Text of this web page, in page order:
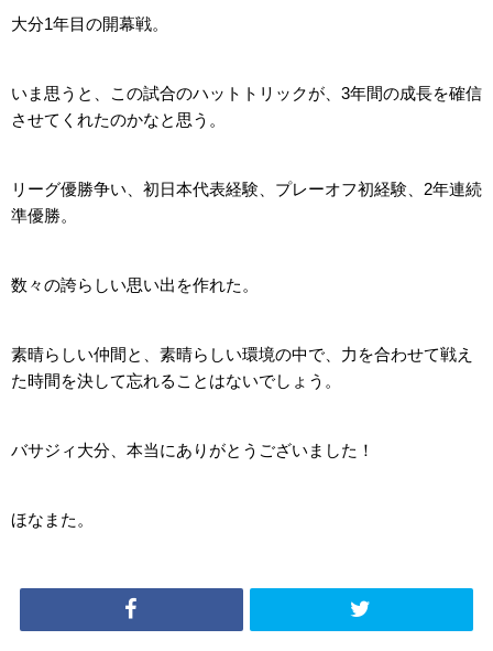
大分1年目の開幕戦。
いま思うと、この試合のハットトリックが、3年間の成長を確信
させてくれたのかなと思う。
リーグ優勝争い、初日本代表経験、プレーオフ初経験、2年連続
準優勝。
数々の誇らしい思い出を作れた。
素晴らしい仲間と、素晴らしい環境の中で、力を合わせて戦え
た時間を決して忘れることはないでしょう。
バサジィ大分、本当にありがとうございました！
ほなまた。